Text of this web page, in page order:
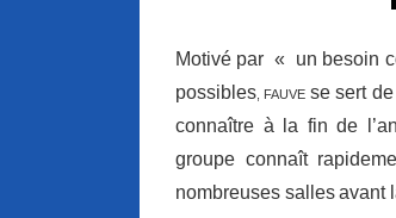
Motivé par « un besoin
possibles , FAUVE se sert
connaître à la fin de
groupe connaît
nombreuses sallesavant